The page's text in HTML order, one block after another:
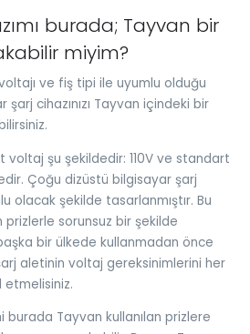
burada; Tayvan bir
miyim?
ve fiş tipi ile uyumlu olduğu
cihazınızı Tayvan içindeki bir
şu şekildedir: 110V ve standart
Çoğu dizüstü bilgisayar şarj
olacak şekilde tasarlanmıştır. Bu
sorunsuz bir şekilde
bir ülkede kullanmadan önce
aletinin voltaj gereksinimlerini her
burada Tayvan kullanılan prizlere